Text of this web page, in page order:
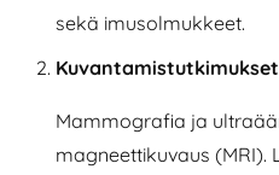
sekä imusolmukkeet.
Kuvantamistutkimukset
Mammografia ja
magneettikuvaus (MRI).